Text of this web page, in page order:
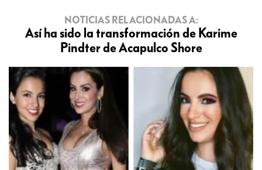
NOTICIAS RELACIONADAS A:
Así ha sido la transformación de Karime
Pindter de Acapulco Shore